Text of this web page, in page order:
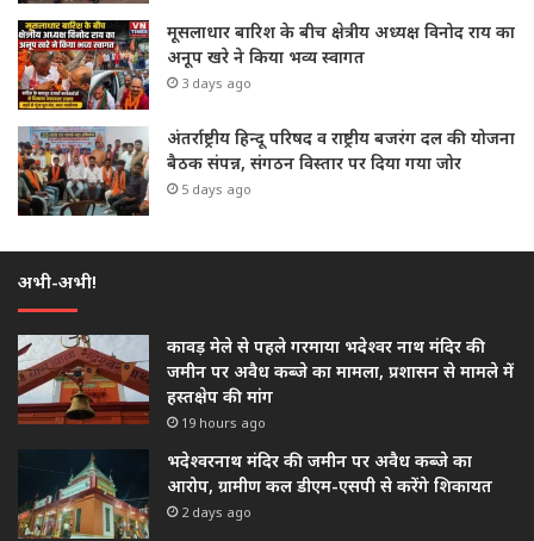
मूसलाधार बारिश के बीच क्षेत्रीय अध्यक्ष विनोद राय का
अनूप खरे ने किया भव्य स्वागत
3 days ago
अंतर्राष्ट्रीय हिन्दू परिषद व राष्ट्रीय बजरंग दल की योजना
बैठक संपन्न, संगठन विस्तार पर दिया गया जोर
5 days ago
अभी-अभी!
कावड़ मेले से पहले गरमाया भदेश्वर नाथ मंदिर की
जमीन पर अवैध कब्जे का मामला, प्रशासन से मामले में
हस्तक्षेप की मांग
19 hours ago
भदेश्वरनाथ मंदिर की जमीन पर अवैध कब्जे का
आरोप, ग्रामीण कल डीएम-एसपी से करेंगे शिकायत
2 days ago